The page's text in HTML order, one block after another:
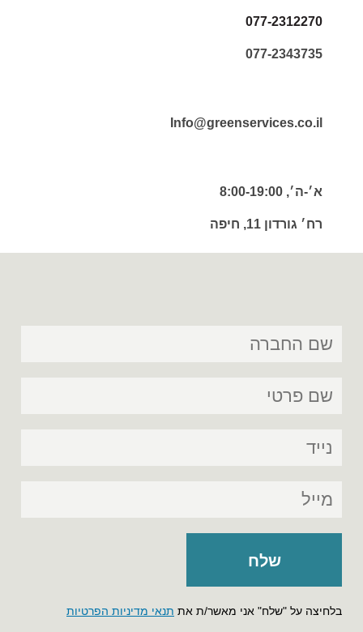
077-2312270
077-2343735
Info@greenservices.co.il
א׳-ה׳, 8:00-19:00
רח׳ גורדון 11, חיפה
בלחיצה על "שלח" אני מאשר/ת את תנאי מדיניות הפרטיות